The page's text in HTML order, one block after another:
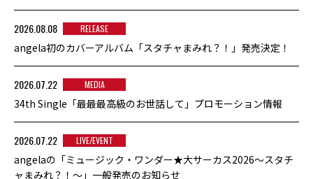
2026.08.08 RELEASE
angela初のカバーアルバム「スタチャまみれ？！」発売決定！
2026.07.22 MEDIA
34th Single「最最最高級のお世話して」プロモーション情報
2026.07.22 LIVE/EVENT
angelaの「ミュージック・ワンダー★大サーカス2026〜スタチ
ャまみれ？！〜」一般発売のお知らせ